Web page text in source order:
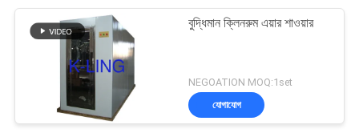
বুদ্ধিমান ক্লিনরুম এয়ার শাওয়ার
NEGOATION MOQ:1set
যোগাযোগ